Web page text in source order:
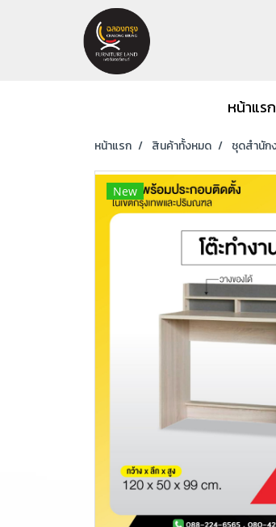
หน้าแรก
หน้าแรก สินค้าทั้งหมด ชุดสำนัก
New